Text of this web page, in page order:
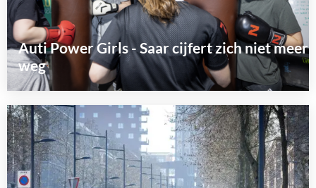
Auti Power Girls - Saar cijfert zich niet meer
weg
meer
over